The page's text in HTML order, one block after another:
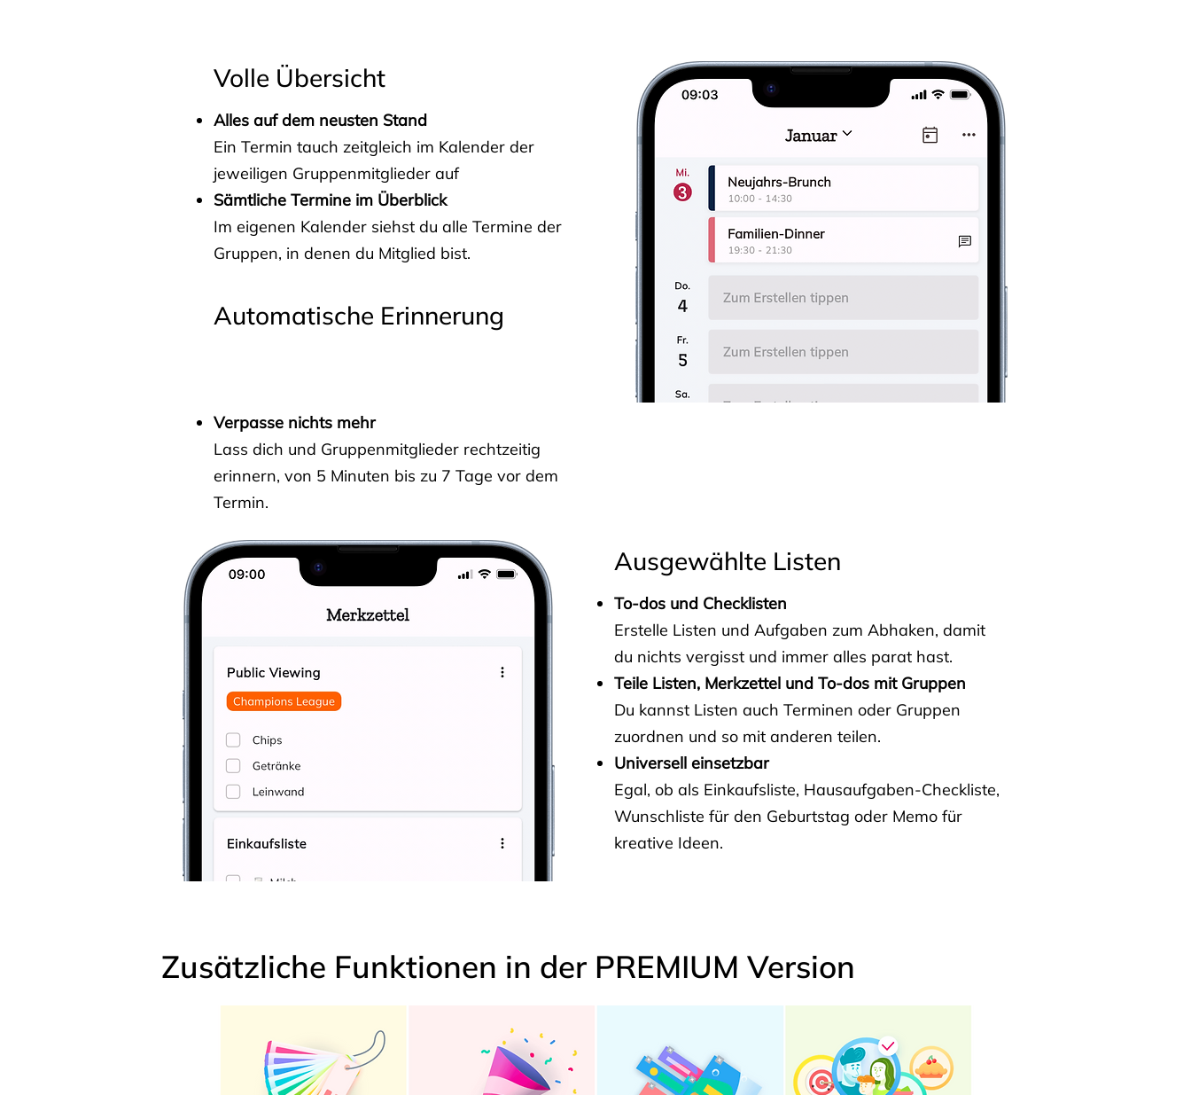
Volle Übersicht
Alles auf dem neusten Stand
Ein Termin tauch zeitgleich im Kalender der
jeweiligen Gruppenmitglieder auf
Sämtliche Termine im Überblick
Im eigenen Kalender siehst du alle Termine der
Gruppen, in denen du Mitglied bist.
Automatische Erinnerung
Verpasse nichts mehr
Lass dich und Gruppenmitglieder rechtzeitig
erinnern, von 5 Minuten bis zu 7 Tage vor dem
Termin.
Ausgewählte Listen
To-dos und Checklisten
Erstelle Listen und Aufgaben zum Abhaken, damit
du nichts vergisst und immer alles parat hast.
Teile Listen, Merkzettel und To-dos mit Gruppen
Du kannst Listen auch Terminen oder Gruppen
zuordnen und so mit anderen teilen.
Universell einsetzbar
Egal, ob als Einkaufsliste, Hausaufgaben-Checkliste,
Wunschliste für den Geburtstag oder Memo für
kreative Ideen.
Zusätzliche Funktionen in der PREMIUM Version